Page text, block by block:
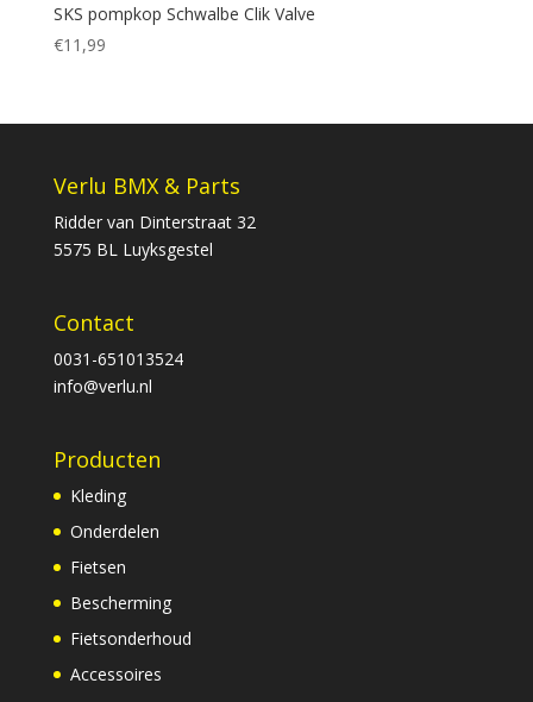
SKS pompkop Schwalbe Clik Valve
€11,99
Verlu BMX & Parts
Ridder van Dinterstraat 32
5575 BL Luyksgestel
Contact
0031-651013524
info@verlu.nl
Producten
Kleding
Onderdelen
Fietsen
Bescherming
Fietsonderhoud
Accessoires